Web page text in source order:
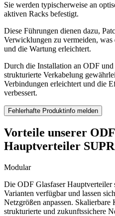
Sie werden typischerweise an
aktiven Racks befestigt.
Diese Führungen dienen dazu,
Verwicklungen zu vermeiden,
und die Wartung erleichtert.
Durch die Installation an ODF
strukturierte Verkabelung
Verbindungen erleichtert und die
verbessert.
Fehlerhafte Produktinfo melden
Vorteile unserer
Hauptverteiler
Modular
Die ODF Glasfaser Hauptverteiler
Varianten verfügbar und lassen
Netzgrößen anpassen.
strukturierte und zukunftssichere